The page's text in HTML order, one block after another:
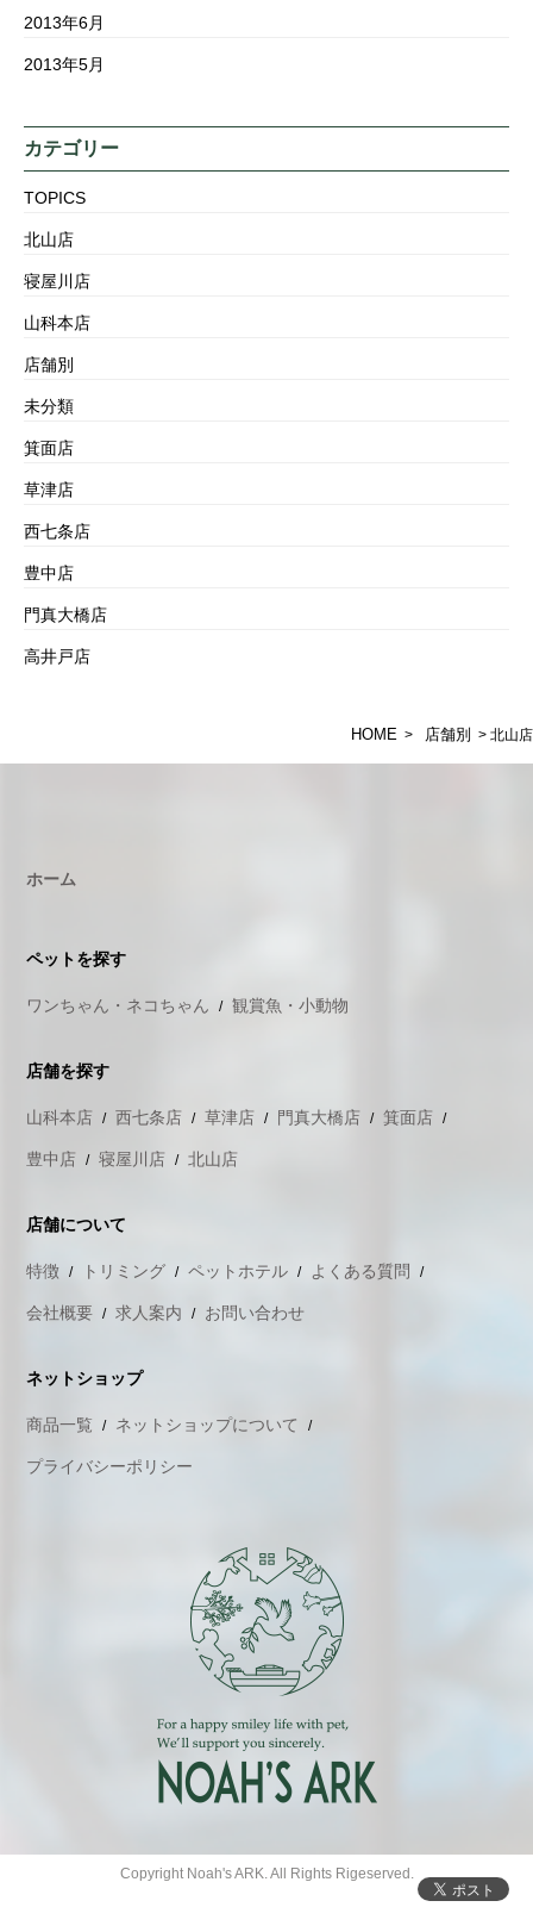
2013年6月
2013年5月
カテゴリー
TOPICS
北山店
寝屋川店
山科本店
店舗別
未分類
箕面店
草津店
西七条店
豊中店
門真大橋店
高井戸店
HOME > 店舗別 > 北山店
ホーム
ペットを探す
ワンちゃん・ネコちゃん 観賞魚・小動物
店舗を探す
山科本店 西七条店 草津店 門真大橋店 箕面店
豊中店 寝屋川店 北山店
店舗について
特徴 トリミング ペットホテル よくある質問
会社概要 求人案内 お問い合わせ
ネットショップ
商品一覧 ネットショップについて
プライバシーポリシー
Copyright Noah's ARK. All Rights Rigeserved.